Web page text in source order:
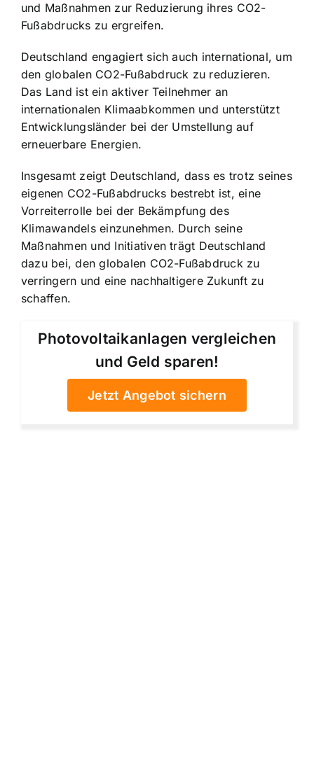
und Maßnahmen zur Reduzierung ihres CO2-
Fußabdrucks zu ergreifen.
Deutschland engagiert sich auch international, um
den globalen CO2-Fußabdruck zu reduzieren.
Das Land ist ein aktiver Teilnehmer an
internationalen Klimaabkommen und unterstützt
Entwicklungsländer bei der Umstellung auf
erneuerbare Energien.
Insgesamt zeigt Deutschland, dass es trotz seines
eigenen CO2-Fußabdrucks bestrebt ist, eine
Vorreiterrolle bei der Bekämpfung des
Klimawandels einzunehmen. Durch seine
Maßnahmen und Initiativen trägt Deutschland
dazu bei, den globalen CO2-Fußabdruck zu
verringern und eine nachhaltigere Zukunft zu
schaffen.
Photovoltaikanlagen vergleichen
und Geld sparen!
Jetzt Angebot sichern